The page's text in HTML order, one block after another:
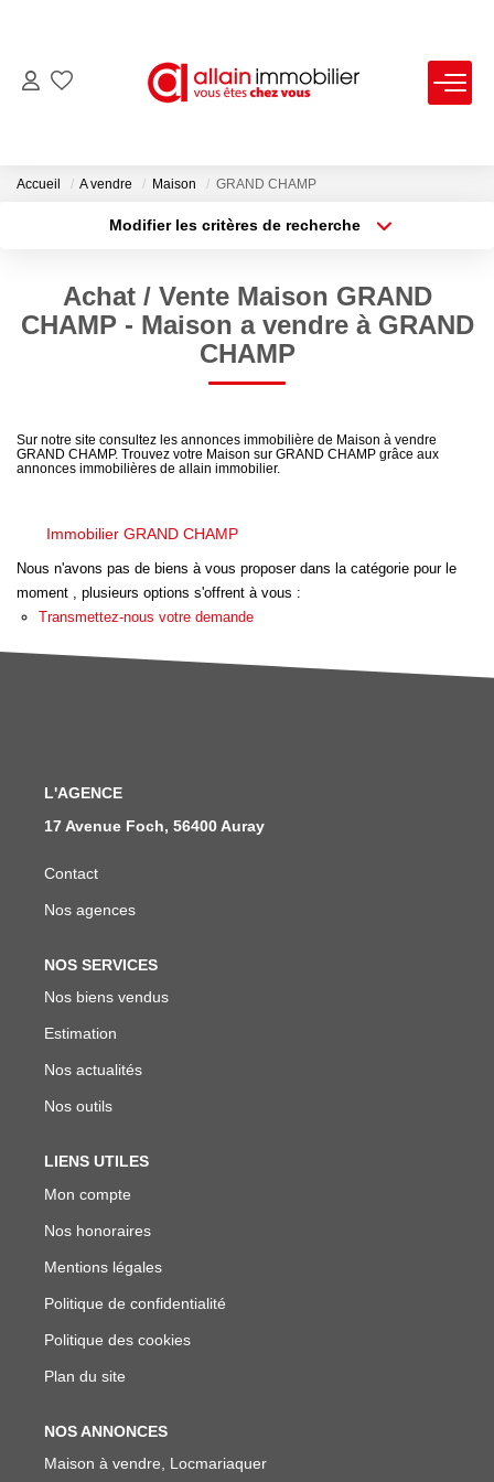
LOCATIONS
SYNDIC
Nos Offres D'emploi
Avis Clients
Nos Actualités
LOCATIONS VACANCES
Accueil A vendre Maison GRAND CHAMP
Modifier les critères de recherche
Sélectionnez...
Type de bien
Surface min
Achat / Vente Maison GRAND
CHAMP - Maison a vendre à GRAND
CHAMP
Sur notre site consultez les annonces immobilière de Maison à vendre
GRAND CHAMP. Trouvez votre Maison sur GRAND CHAMP grâce aux
annonces immobilières de allain immobilier.
Immobilier GRAND CHAMP
Nous n'avons pas de biens à vous proposer dans la catégorie pour le
moment , plusieurs options s'offrent à vous :
Transmettez-nous votre demande
L'AGENCE
17 Avenue Foch, 56400 Auray
Contact
Nos agences
NOS SERVICES
Nos biens vendus
Estimation
Nos actualités
Nos outils
LIENS UTILES
Mon compte
Nos honoraires
Mentions légales
Politique de confidentialité
Politique des cookies
Plan du site
NOS ANNONCES
Maison à vendre, Locmariaquer